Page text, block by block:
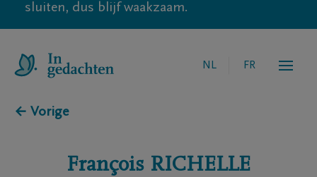
sluiten, dus blijf waakzaam.
NL FR
← Vorige
François RICHELLE